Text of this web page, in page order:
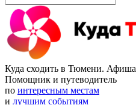
Куда сходить в Тюмени. Афиша
Помощник и путеводитель
по интересным местам
и лучшим событиям